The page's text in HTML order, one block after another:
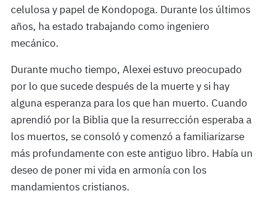
celulosa y papel de Kondopoga. Durante los últimos
años, ha estado trabajando como ingeniero
mecánico.
Durante mucho tiempo, Alexei estuvo preocupado
por lo que sucede después de la muerte y si hay
alguna esperanza para los que han muerto. Cuando
aprendió por la Biblia que la resurrección esperaba a
los muertos, se consoló y comenzó a familiarizarse
más profundamente con este antiguo libro. Había un
deseo de poner mi vida en armonía con los
mandamientos cristianos.